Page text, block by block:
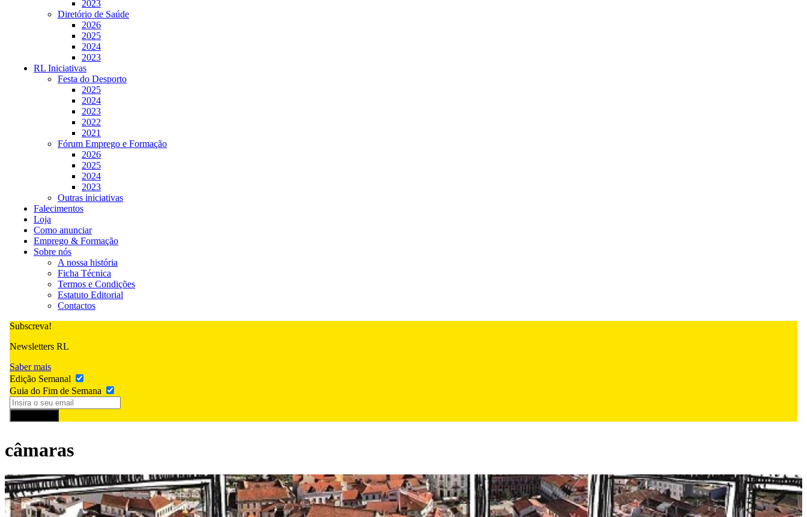
2023
Diretório de Saúde
2026
2025
2024
2023
RL Iniciativas
Festa do Desporto
2025
2024
2023
2022
2021
Fórum Emprego e Formação
2026
2025
2024
2023
Outras iniciativas
Falecimentos
Loja
Como anunciar
Emprego & Formação
Sobre nós
A nossa história
Ficha Técnica
Termos e Condições
Estatuto Editorial
Contactos
Subscreva!
Newsletters RL
Saber mais
Edição Semanal
Guia do Fim de Semana
câmaras